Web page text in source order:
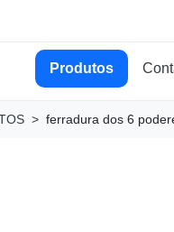
Produtos
ferradura dos 6